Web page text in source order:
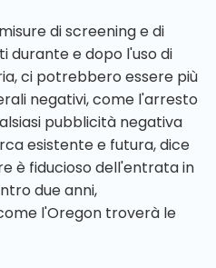
di screening e di
durante e dopo l'uso di
ci potrebbero essere più
negativi, come l'arresto
pubblicità negativa
esistente e futura, dice
è fiducioso dell'entrata in
due anni,
l'Oregon troverà le